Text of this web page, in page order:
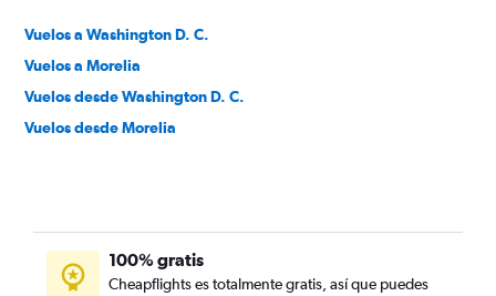
Vuelos a Washington D. C.
Vuelos a Morelia
Vuelos desde Washington D. C.
Vuelos desde Morelia
100% gratis
Cheapflights es totalmente gratis, así que puedes